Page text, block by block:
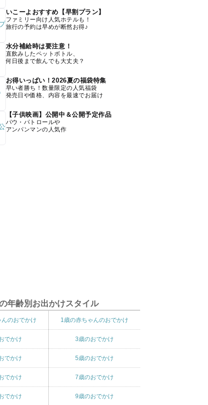
いこーよおすすめ【早割プラン】
ファミリー向け人気ホテルも！
旅行の予約は早めが断然お得♪
水分補給時は要注意！
直飲みしたペットボトル、
何日後まで飲んでも大丈夫？
お得いっぱい！2026夏の福袋特集
早い者勝ち！数量限定の人気福袋
発売日や価格、内容を最速でお届け
【子供映画】公開中＆公開予定作品
パウ・パトロールや
アンパンマンの人気作
年齢別お出かけスタイル
のおでかけ 1歳の赤ちゃんのおでかけ
でかけ 3歳のおでかけ
でかけ 5歳のおでかけ
でかけ 7歳のおでかけ
でかけ 9歳のおでかけ